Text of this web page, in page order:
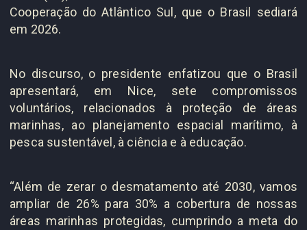
Cooperação do Atlântico Sul, que o Brasil sediará
em 2026.
No discurso, o presidente enfatizou que o Brasil
apresentará, em Nice, sete compromissos
voluntários, relacionados à proteção de áreas
marinhas, ao planejamento espacial marítimo, à
pesca sustentável, à ciência e à educação.
“Além de zerar o desmatamento até 2030, vamos
ampliar de 26% para 30% a cobertura de nossas
áreas marinhas protegidas, cumprindo a meta do